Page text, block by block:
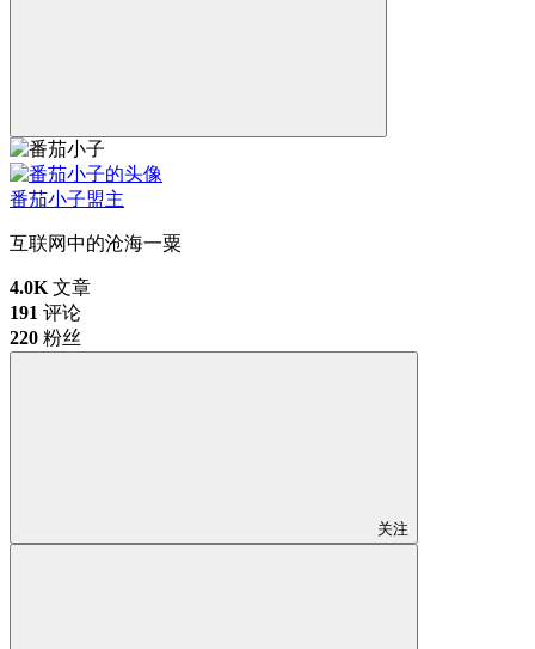
番茄小子盟主
互联网中的沧海一粟
4.0K 文章
191 评论
220 粉丝
关注